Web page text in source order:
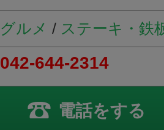
グルメ / ステーキ・鉄
042-644-2314
電話をする